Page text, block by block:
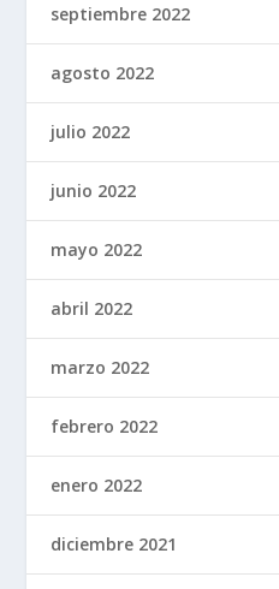
septiembre 2022
agosto 2022
julio 2022
junio 2022
mayo 2022
abril 2022
marzo 2022
febrero 2022
enero 2022
diciembre 2021